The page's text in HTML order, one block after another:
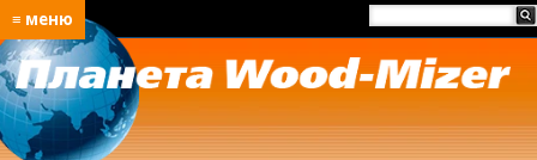
≡ меню